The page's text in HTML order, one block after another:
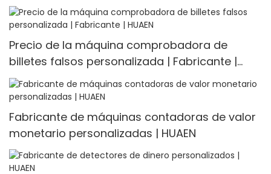
Precio de la máquina comprobadora de
billetes falsos personalizada | Fabricante |
HUAEN
Fabricante de máquinas contadoras de valor
monetario personalizadas | HUAEN